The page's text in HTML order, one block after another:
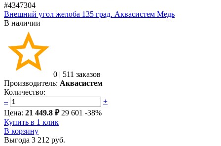
#4347304
Внешний угол желоба 135 град. Аквасистем Медь
В наличии
0 | 511 заказов
Производитель: Аквасистем
Количество:
–
+
Цена: 21 449.8 ₽ 29 601 -38%
Купить в 1 клик
В корзину
Выгода 3 212 руб.